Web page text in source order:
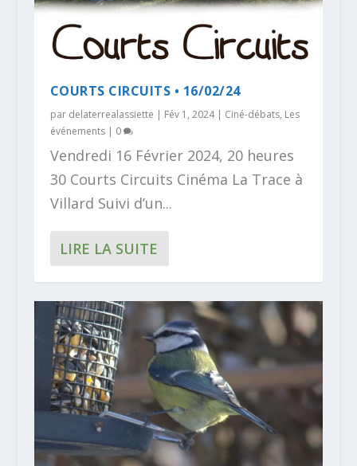
COURTS CIRCUITS • 16/02/24
par delaterrealassiette | Fév 1, 2024| Ciné-débats, Les
événements| 0
Vendredi 16 Février 2024, 20 heures
30 Courts Circuits Cinéma La Trace à
Villard Suivi d’un...
LIRE LA SUITE